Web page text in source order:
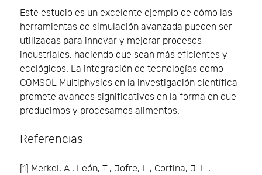
Este estudio es un excelente ejemplo de cómo las
herramientas de simulación avanzada pueden ser
utilizadas para innovar y mejorar procesos
industriales, haciendo que sean más eficientes y
ecológicos. La integración de tecnologías como
COMSOL Multiphysics en la investigación científica
promete avances significativos en la forma en que
producimos y procesamos alimentos.
Referencias
[1] Merkel, A., León, T., Jofre, L., Cortina, J. L.,